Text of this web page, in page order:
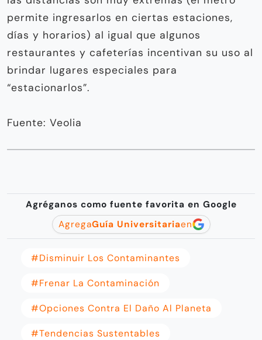
permite ingresarlos en ciertas estaciones,
días y horarios) al igual que algunos
restaurantes y cafeterías incentivan su uso al
brindar lugares especiales para
“estacionarlos”.
Fuente: Veolia
Agréganos como fuente favorita en Google
AgregaGuía Universitariaen
#disminuir Los Contaminantes
#frenar La Contaminación
#opciones Contra El Daño Al Planeta
#tendencias Sustentables